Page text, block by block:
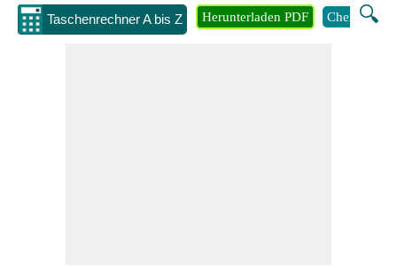
Taschenrechner A bis Z 🔍
Herunterladen PDF Chemie